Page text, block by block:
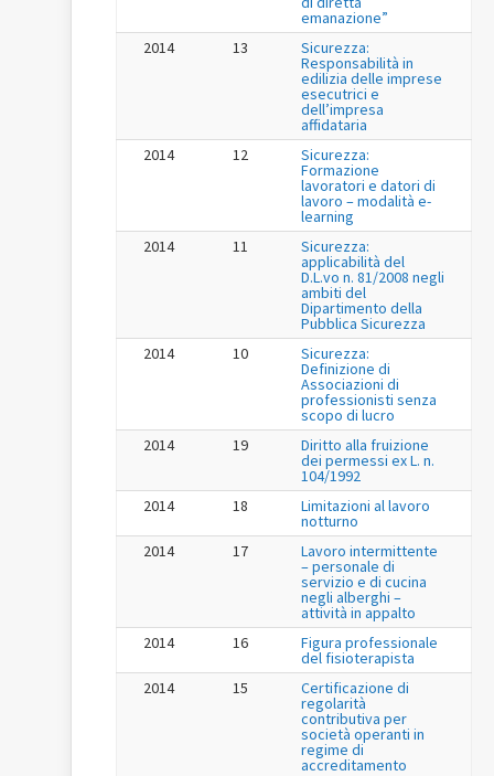
emanazione”
2014
13 Sicurezza:
Responsabilità in
edilizia delle imprese
esecutrici e
dell’impresa
affidataria
2014
12 Sicurezza:
Formazione
lavoratori e datori di
lavoro – modalità e-
learning
2014
11 Sicurezza:
applicabilità del
D.L.vo n. 81/2008 negli
ambiti del
Dipartimento della
Pubblica Sicurezza
2014
10 Sicurezza:
Definizione di
Associazioni di
professionisti senza
scopo di lucro
2014
19 Diritto alla fruizione
dei permessi ex L. n.
104/1992
2014
18 Limitazioni al lavoro
notturno
2014
17 Lavoro intermittente
– personale di
servizio e di cucina
negli alberghi –
attività in appalto
2014
16 Figura professionale
del fisioterapista
2014
15 Certificazione di
regolarità
contributiva per
società operanti in
regime di
accreditamento